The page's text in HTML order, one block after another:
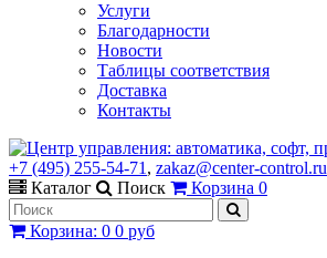
Услуги
Благодарности
Новости
Таблицы соответствия
Доставка
Контакты
+7 (495) 255-54-71 , zakaz@center-control.ru
Каталог
Поиск Корзина 0
Корзина: 0 0 руб